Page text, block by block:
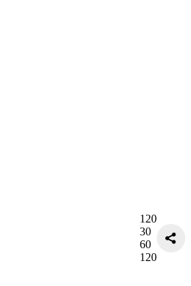
120
30
60
120